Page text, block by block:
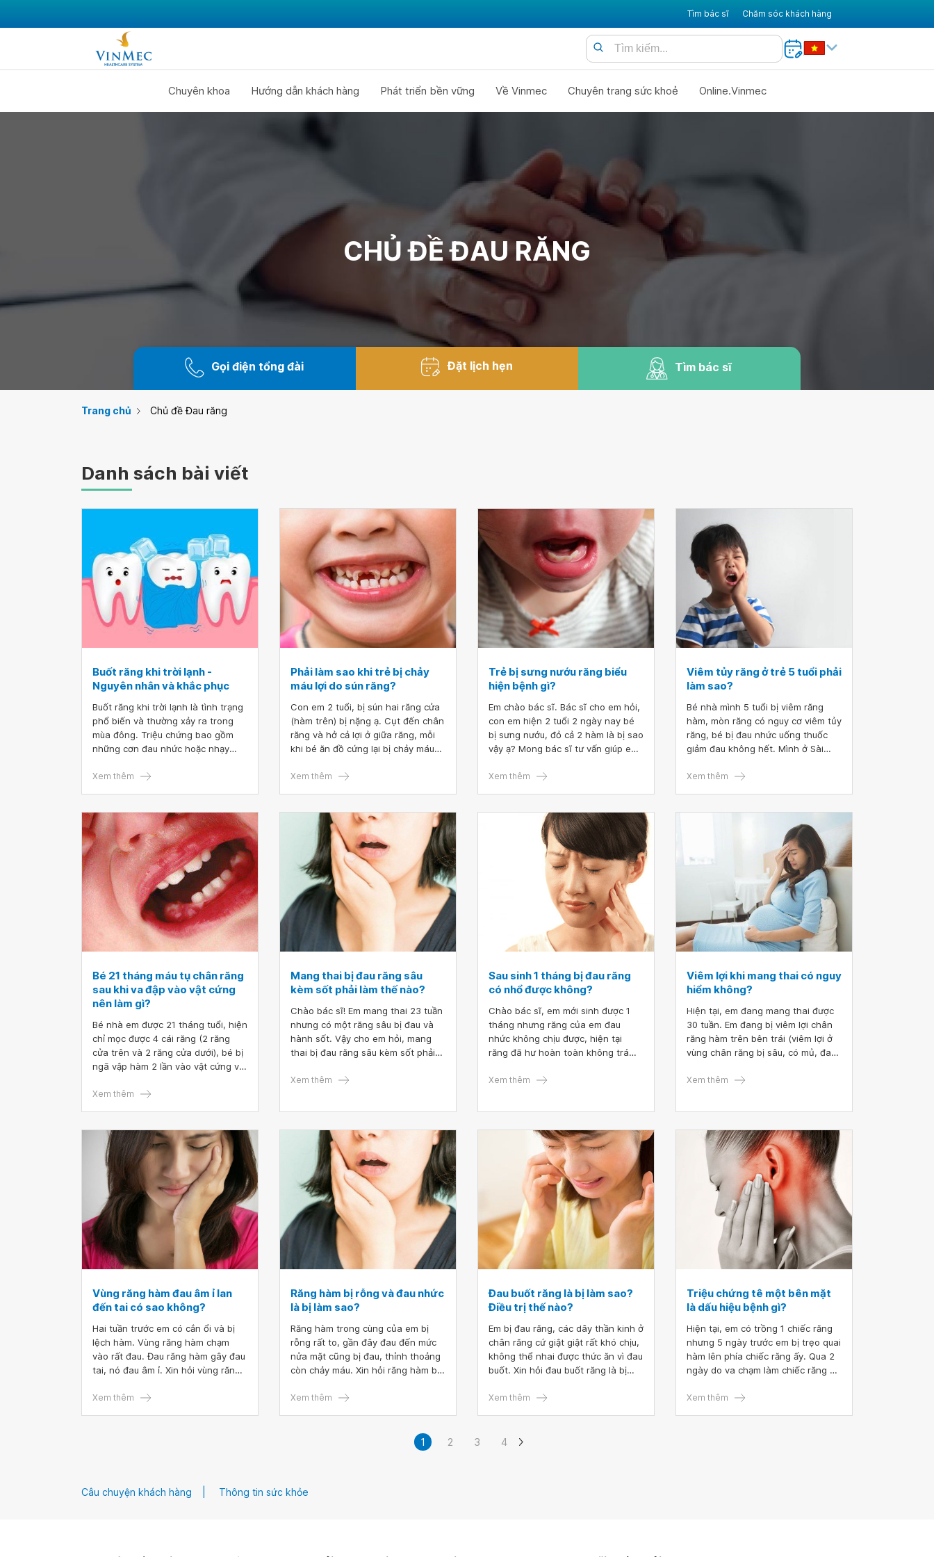
Tìm bác sĩ Chăm sóc khách hàng
Chuyên khoa Hướng dẫn khách hàng Phát triển bền vững Về Vinmec Chuyên trang sức khoẻ Online.Vinmec
CHỦ ĐỀ ĐAU RĂNG
Gọi điện tổng đài Đặt lịch hẹn Tìm bác sĩ
Trang chủ Chủ đề Đau răng
Danh sách bài viết
Buốt răng khi trời lạnh -
Nguyên nhân và khắc phục
Buốt răng khi trời lạnh là tình trạng
phổ biến và thường xảy ra trong
mùa đông. Triệu chứng bao gồm
những cơn đau nhức hoặc nhạy
uống hoặc tiếp xúc với nước lạnh.
lượng cuộc sống. Tuy nhiên, có
nhiều cách để khắc phục và phòng
ngừa tình trạng này như sử dụng
băng vải hoặc kem đánh răng làm
ấm, hạn chế tiếp xúc với nước lạnh
và điều chỉnh chế độ ăn uống.
Xem thêm
Phải làm sao khi trẻ bị chảy
máu lợi do sún răng?
Con em 2 tuổi, bị sún hai răng cửa
(hàm trên) bị nặng ạ. Cụt đến chân
răng và hở cả lợi ở giữa răng, mỗi
khi bé ăn đồ cứng lại bị chảy máu?
khi trẻ bị chảy máu lợi do sún răng?
Xem thêm
Trẻ bị sưng nướu răng biểu
hiện bệnh gì?
Em chào bác sĩ. Bác sĩ cho em hỏi,
con em hiện 2 tuổi 2 ngày nay bé
bị sưng nướu, đỏ cả 2 hàm là bị sao
vậy ạ? Mong bác sĩ tư vấn giúp em.
Xem thêm
Viêm tủy răng ở trẻ 5 tuổi phải
làm sao?
Bé nhà mình 5 tuổi bị viêm răng
hàm, mòn răng có nguy cơ viêm tủy
răng, bé bị đau nhức uống thuốc
giảm đau không hết. Mình ở Sài
không có phòng khám nào hoạt
cũng có nguy cơ bị như vậy. Bác sĩ
cho mình hỏi, viêm tủy răng ở trẻ 5
tuổi phải làm sao
Xem thêm
Bé 21 tháng máu tụ chân răng
sau khi va đập vào vật cứng
nên làm gì?
Bé nhà em được 21 tháng tuổi, hiện
chỉ mọc được 4 cái răng (2 răng
cửa trên và 2 răng cửa dưới), bé bị
ngã vập hàm 2 lần vào vật cứng và
tra thì thấy ở chân răng bé có vết
sữa, ti mẹ, ngoài ra có ăn cơm, hoa
quả,... Bác sĩ cho em hỏi bé 21
tháng máu tụ chân răng sau khi va
đập vào vật cứng nên làm gì? Em
cảm ơn ạ.
Xem thêm
Mang thai bị đau răng sâu
kèm sốt phải làm thế nào?
Chào bác sĩ! Em mang thai 23 tuần
nhưng có một răng sâu bị đau và
hành sốt. Vậy cho em hỏi, mang
thai bị đau răng sâu kèm sốt phải
ạ. Em xin cảm ơn!
Xem thêm
Sau sinh 1 tháng bị đau răng
có nhổ được không?
Chào bác sĩ, em mới sinh được 1
tháng nhưng răng của em đau
nhức không chịu được, hiện tại
răng đã hư hoàn toàn không trám
1 tháng bị đau răng có nhổ được
Xem thêm
Viêm lợi khi mang thai có nguy
hiểm không?
Hiện tại, em đang mang thai được
30 tuần. Em đang bị viêm lợi chân
răng hàm trên bên trái (viêm lợi ở
vùng chân răng bị sâu, có mủ, đau
và vùng hàm mặt, cổ bên trái). Do
khi mang thai có nguy hiểm không
Xem thêm
Vùng răng hàm đau âm ỉ lan
đến tai có sao không?
Hai tuần trước em có cắn ổi và bị
lệch hàm. Vùng răng hàm chạm
vào rất đau. Đau răng hàm gây đau
tai, nó đau âm ỉ. Xin hỏi vùng răng
không? Em cảm ơn.
Xem thêm
Răng hàm bị rỗng và đau nhức
là bị làm sao?
Răng hàm trong cùng của em bị
rỗng rất to, gần đây đau đến mức
nửa mặt cũng bị đau, thỉnh thoảng
còn chảy máu. Xin hỏi răng hàm bị
Rất mong bác sĩ tư vấn giúp em. Em
Xem thêm
Đau buốt răng là bị làm sao?
Điều trị thế nào?
Em bị đau răng, các dây thần kinh ở
chân răng cứ giật giật rất khó chịu,
không thể nhai được thức ăn vì đau
buốt. Xin hỏi đau buốt răng là bị
mong bác sĩ tư vấn giúp em. Em xin
Xem thêm
Triệu chứng tê một bên mặt
là dấu hiệu bệnh gì?
Hiện tại, em có trồng 1 chiếc răng
nhưng 5 ngày trước em bị trẹo quai
hàm lên phía chiếc răng ấy. Qua 2
ngày do va chạm làm chiếc răng ấy
ngày hôm nay, em lại có dấu hiệu
Xem thêm
1 2 3 4
Câu chuyện khách hàng Thông tin sức khỏe